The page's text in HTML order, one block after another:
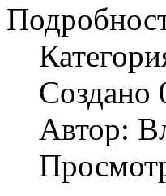
Создано
Автор: